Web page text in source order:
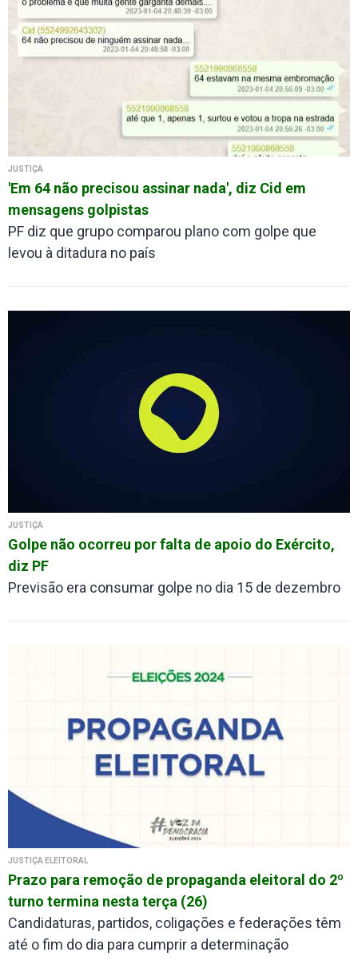
JUSTIÇA
'Em 64 não precisou assinar nada', diz Cid em
mensagens golpistas
PF diz que grupo comparou plano com golpe que
levou à ditadura no país
JUSTIÇA
Golpe não ocorreu por falta de apoio do Exército,
diz PF
Previsão era consumar golpe no dia 15 de dezembro
JUSTIÇA ELEITORAL
Prazo para remoção de propaganda eleitoral do 2º
turno termina nesta terça (26)
Candidaturas, partidos, coligações e federações têm
até o fim do dia para cumprir a determinação